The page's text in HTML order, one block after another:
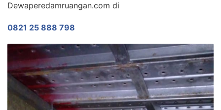
Dewaperedamruangan.com di
0821 25 888 798